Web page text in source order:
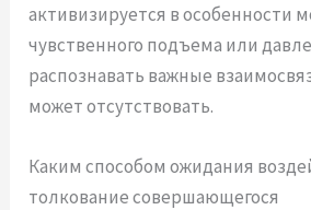
активизируется в особенности
чувственного подъема или
распознавать важные
может отсутствовать.
Каким способом ожидания
толкование совершающегося